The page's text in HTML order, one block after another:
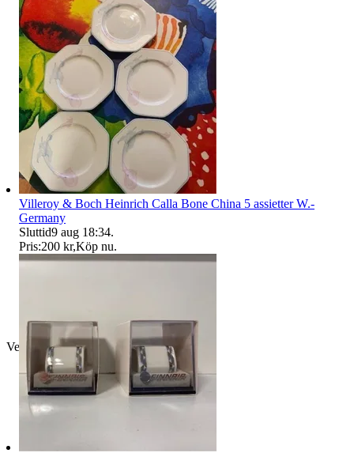
Verifierad
Villeroy & Boch Heinrich Calla Bone China 5 assietter W.-
Germany
Sluttid9 aug 18:34.
Pris:200 kr,Köp nu.